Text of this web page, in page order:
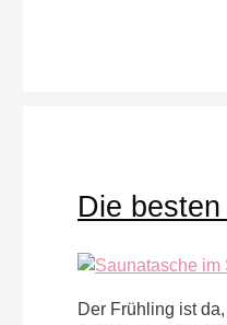
Die
Der Frühling ist